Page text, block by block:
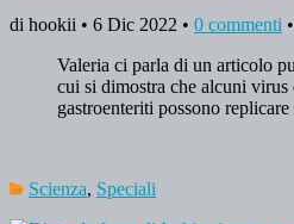
di hookii • 6 Dic 2022 • 0 commenti •
Valeria ci parla di un articolo
cui si dimostra che alcuni virus
gastroenteriti possono
Scienza, Speciali